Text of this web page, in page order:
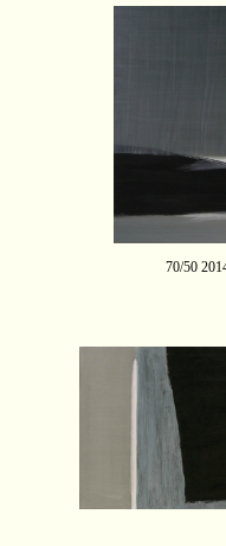
70/50